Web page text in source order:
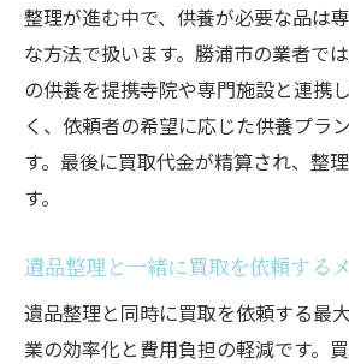
整理が進む中で、供養が必要な品は
な方法で扱います。勝浦市の業者で
の供養を提携寺院や専門施設と連携
く、依頼者の希望に応じた供養プラ
す。最後に買取代金が精算され、整
す。
遺品整理と一緒に買取を依頼する
遺品整理と同時に買取を依頼する最
業の効率化と費用負担の軽減です。